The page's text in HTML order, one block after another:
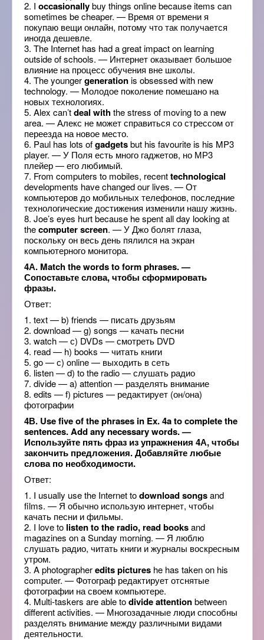
2. I occasionallybuy things online because items can
sometimes be cheaper. — Время от времени я
покупаю вещи онлайн, потому что так получается
иногда дешевле.
3. The Internet has had a great impact on learning
outside of schools. — Интернет оказывает большое
влияние на процесс обучения вне школы.
4. The youngergenerationis obsessed with new
technology. — Молодое поколение помешано на
новых технологиях.
5. Alex can’tdeal withthe stress of moving to a new
area. — Алекс не может справиться со стрессом от
переезда на новое место.
6. Paul has lots ofgadgetsbut his favourite is his MP3
player. — У Поля есть много гаджетов, но МР3
плейер — его любимый.
7. From computers to mobiles, recenttechnological
developments have changed our lives. — От
компьютеров до мобильных телефонов, последние
технологические достижения изменили нашу жизнь.
8. Joe’s eyes hurt because he spent all day looking at
thecomputer screen. — У Джо болят глаза,
поскольку он весь день пялился на экран
компьютерного монитора.
4А. Match the words to form phrases. —
Сопоставьте слова, чтобы сформировать
фразы.
Ответ:
1. text — b) friends — писать друзьям
2. download — g) songs — качать песни
3. watch — с) DVDs — смотреть DVD
4. read — h) books — читать книги
5. go — с) online — выходить в сеть
6. listen — d) to the radio — слушать радио
7. divide — a) attention — разделять внимание
8. edits — f) pictures — редактирует (он/она)
фотографии
4В. Use five of the phrases in Ex. 4a to complete the
sentences. Add any necessary words. —
Используйте пять фраз из упражнения 4А, чтобы
закончить предложения. Добавляйте любые
слова по необходимости.
Ответ:
1. I usually use the Internet todownload songsand
films. — Я обычно использую интернет, чтобы
качать песни и фильмы.
2. I love to listen to the radio, read booksand
magazines on a Sunday morning. — Я люблю
слушать радио, читать книги и журналы воскресным
утром.
3. A photographeredits pictures he has taken on his
computer. — Фотограф редактирует отснятые
фотографии на своем компьютере.
4. Multi-taskers are able todivide attentionbetween
different activities. — Многозадачные люди способны
разделять внимание между различными видами
деятельности.